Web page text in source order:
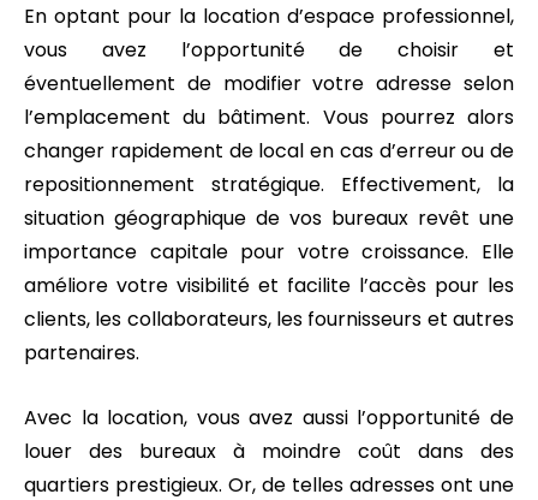
En optant pour la location d’espace professionnel,
vous avez l’opportunité de choisir et
éventuellement de modifier votre adresse selon
l’emplacement du bâtiment. Vous pourrez alors
changer rapidement de local en cas d’erreur ou de
repositionnement stratégique. Effectivement, la
situation géographique de vos bureaux revêt une
importance capitale pour votre croissance. Elle
améliore votre visibilité et facilite l’accès pour les
clients, les collaborateurs, les fournisseurs et autres
partenaires.
Avec la location, vous avez aussi l’opportunité de
louer des bureaux à moindre coût dans des
quartiers prestigieux. Or, de telles adresses ont une